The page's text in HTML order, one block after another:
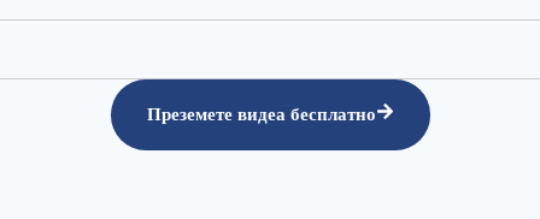
Преземете видеа бесплатно